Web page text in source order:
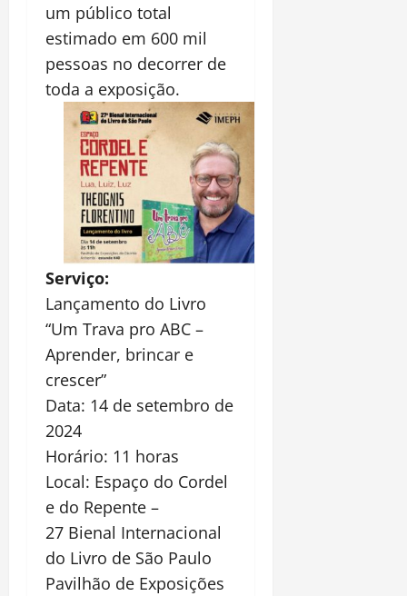
um público total
estimado em 600 mil
pessoas no decorrer de
toda a exposição.
Serviço:
Lançamento do Livro
“Um Trava pro ABC –
Aprender, brincar e
crescer”
Data: 14 de setembro de
2024
Horário: 11 horas
Local: Espaço do Cordel
e do Repente –
27 Bienal Internacional
do Livro de São Paulo
Pavilhão de Exposições